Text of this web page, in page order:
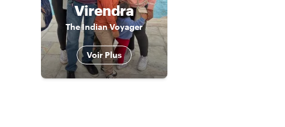
Virendra
The Indian Voyager
Voir Plus